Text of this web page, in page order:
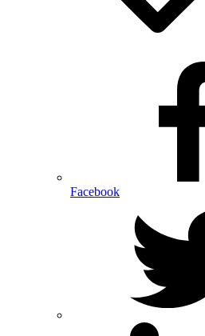
Facebook